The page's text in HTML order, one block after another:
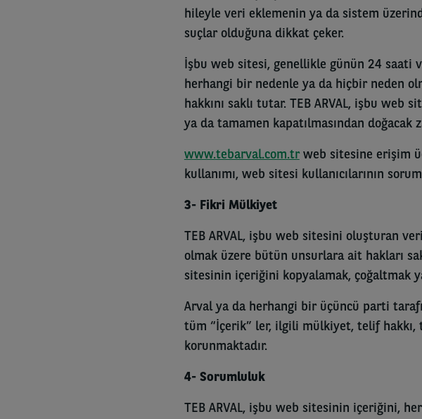
hileyle veri eklemenin ya da sistem
suçlar olduğuna dikkat çeker.
İşbu web sitesi, genellikle günün 24 saati
herhangi bir nedenle ya da hiçbir neden
hakkını saklı tutar. TEB ARVAL, işbu
ya da tamamen kapatılmasından
www.tebarval.com.trweb sitesine erişim
kullanımı, web sitesi kullanıcılarının
3- Fikri Mülkiyet
TEB ARVAL, işbu web sitesini oluşturan
olmak üzere bütün unsurlara ait hakları
sitesinin içeriğini kopyalamak, çoğaltmak
Arval ya da herhangi bir üçüncü parti
tüm “İçerik” ler, ilgili mülkiyet, telif hakkı,
korunmaktadır.
4- Sorumluluk
TEB ARVAL, işbu web sitesinin içeriğini,